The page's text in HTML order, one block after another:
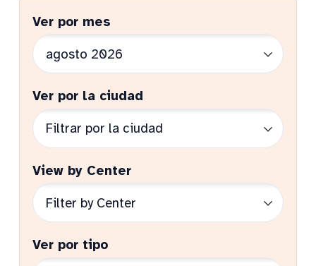
Ver por mes
Ver por la ciudad
View by Center
Ver por tipo